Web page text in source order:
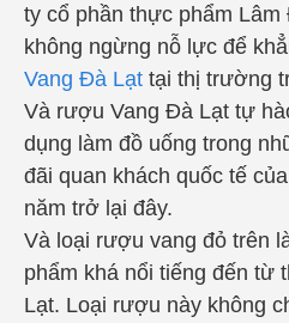
ty cổ phần thực phẩm
không ngừng nỗ lực để
Vang Đà Lạt tại thị trường
Và rượu Vang Đà Lạt tự
dụng làm đồ uống trong
đãi quan khách quốc tế
năm trở lại đây.
Và loại rượu vang đỏ trên
phẩm khá nổi tiếng đến từ
Lạt. Loại rượu này không